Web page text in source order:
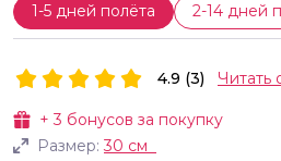
1-5 дней полёта 2-14 дней
+3 бонусов за покупку
Размер:30 см
4.9 (3) Читать